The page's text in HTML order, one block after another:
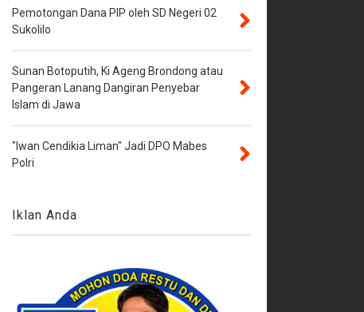
Pemotongan Dana PIP oleh SD Negeri 02
Sukolilo
Sunan Botoputih, Ki Ageng Brondong atau
Pangeran Lanang Dangiran Penyebar
Islam di Jawa
"Iwan Cendikia Liman" Jadi DPO Mabes
Polri
Iklan Anda